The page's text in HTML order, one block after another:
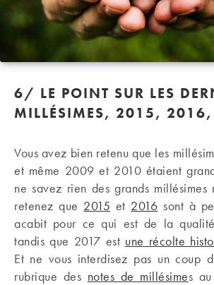
6/ LE POINT SUR LES
MILLÉSIMES, 2015,
Vous avez bien retenu que les
et même 2009 et 2010 étaient
ne savez rien des grands millésimes
retenez que 2015 et 2016 sont à
acabit pour ce qui est de la
tandis que 2017 est une récolte
Et ne vous interdisez pas un coup
rubrique des notes de millésimes